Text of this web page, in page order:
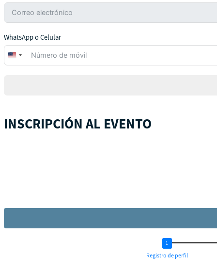
WhatsApp o Celular
United
States
INSCRIPCIÓN AL EVENTO
Registro de perfil